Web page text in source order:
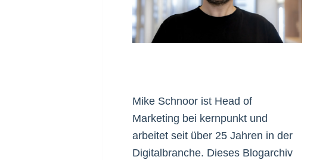
Mike Schnoor ist Head of
Marketing bei kernpunkt und
arbeitet seit über 25 Jahren in der
Digitalbranche. Dieses Blogarchiv